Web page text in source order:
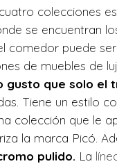
colecciones
se encuentran
comedor puede
de muebles de
gusto que solo el
Tiene un estilo
colección que le
la marca Picó.
pulido. La